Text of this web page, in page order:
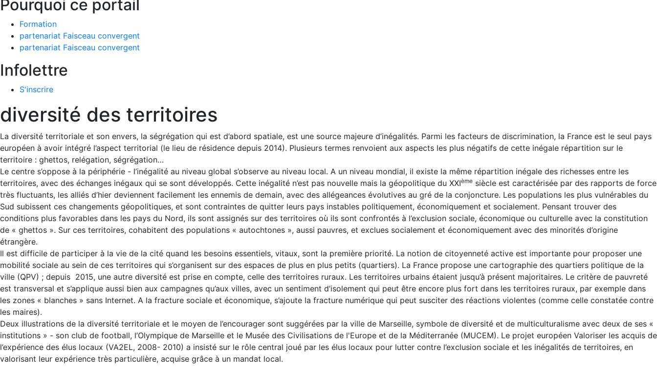
Pourquoi ce portail
Formation
partenariat Faisceau convergent
partenariat Faisceau convergent
Infolettre
S'inscrire
diversité des territoires
La diversité territoriale et son envers, la ségrégation qui est d’abord spatiale, est une source majeure d’inégalités. Parmi les facteurs de discrimination, la France est le seul pays
européen à avoir intégré l’aspect territorial (le lieu de résidence depuis 2014). Plusieurs termes renvoient aux aspects les plus négatifs de cette inégale répartition sur le
territoire : ghettos, relégation, ségrégation…
Le centre s’oppose à la périphérie - l’inégalité au niveau global s’observe au niveau local. A un niveau mondial, il existe la même répartition inégale des richesses entre les
territoires, avec des échanges inégaux qui se sont développés. Cette inégalité n’est pas nouvelle mais la géopolitique du XXIème siècle est caractérisée par des rapports de force
très fluctuants, les alliés d’hier deviennent facilement les ennemis de demain, avec des allégeances évolutives au gré de la conjoncture. Les populations les plus vulnérables du
Sud subissent ces changements géopolitiques, et sont contraintes de quitter leurs pays instables politiquement, économiquement et socialement. Pensant trouver des
conditions plus favorables dans les pays du Nord, ils sont assignés sur des territoires où ils sont confrontés à l’exclusion sociale, économique ou culturelle avec la constitution
de « ghettos ». Sur ces territoires, cohabitent des populations « autochtones », aussi pauvres, et exclues socialement et économiquement avec des minorités d’origine
étrangère.
Il est difficile de participer à la vie de la cité quand les besoins essentiels, vitaux, sont la première priorité. La notion de citoyenneté active est importante pour proposer une
mobilité sociale au sein de ces territoires qui s’organisent sur des espaces de plus en plus petits (quartiers). La France propose une cartographie des quartiers politique de la
ville (QPV) ; depuis 2015, une autre diversité est prise en compte, celle des territoires ruraux. Les territoires urbains étaient jusqu’à présent majoritaires. Le critère de pauvreté
est transversal et s’applique aussi bien aux campagnes qu’aux villes, avec un sentiment d’isolement qui peut être encore plus fort dans les territoires ruraux, par exemple dans
les zones « blanches » sans Internet. A la fracture sociale et économique, s’ajoute la fracture numérique qui peut susciter des réactions violentes (comme celle constatée contre
les maires).
Deux illustrations de la diversité territoriale et le moyen de l’encourager sont suggérées par la ville de Marseille, symbole de diversité et de multiculturalisme avec deux de ses «
institutions » - son club de football, l’Olympique de Marseille et le Musée des Civilisations de l'Europe et de la Méditerranée (MUCEM). Le projet européen Valoriser les acquis de
l’expérience des élus locaux (VA2EL, 2008- 2010) a insisté sur le rôle central joué par les élus locaux pour lutter contre l’exclusion sociale et les inégalités de territoires, en
valorisant leur expérience très particulière, acquise grâce à un mandat local.